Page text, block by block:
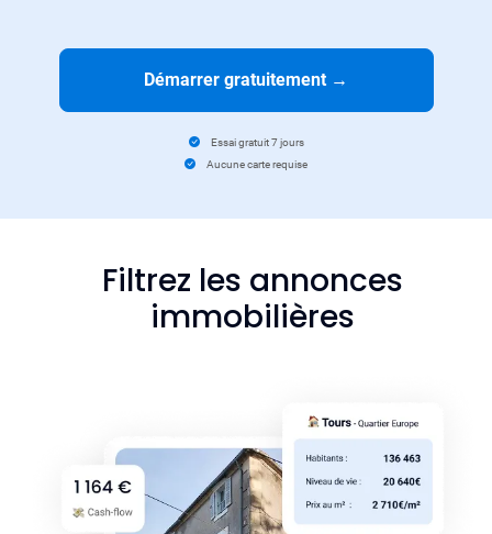
Démarrer gratuitement →
Essai gratuit 7 jours
Aucune carte requise
Filtrez les annonces
immobilières